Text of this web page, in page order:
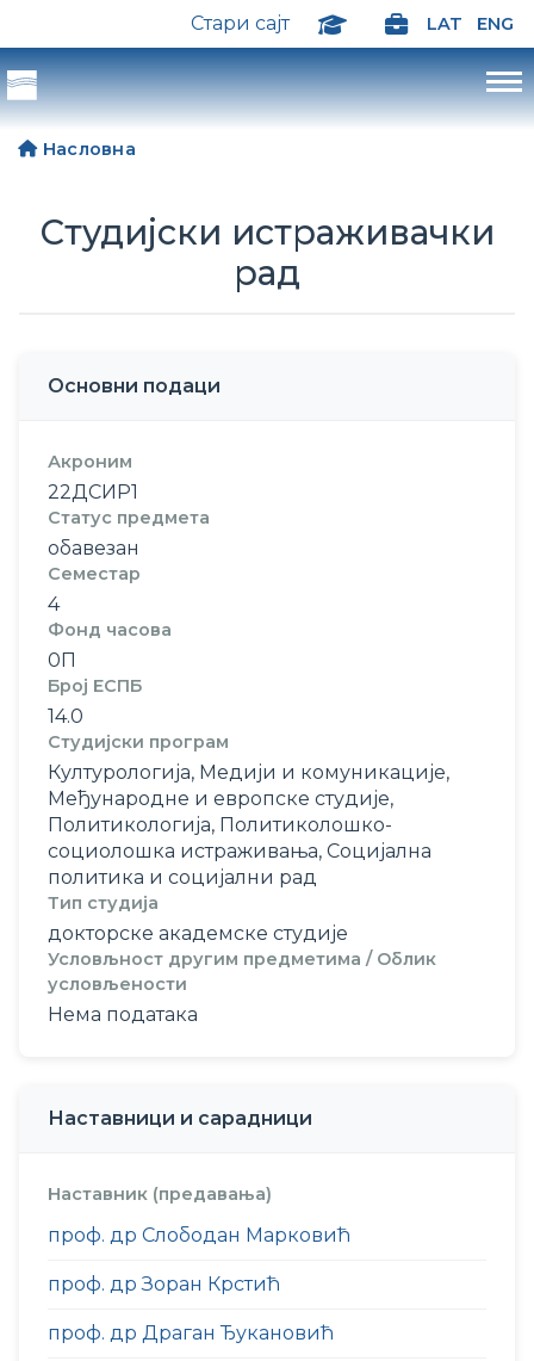
Стари сајт LAT ENG
Насловна
Студијски истраживачки
рад
Основни подаци
Акроним
22ДСИР1
Статус предмета
обавезан
Семестар
4
Фонд часова
0П
Број ЕСПБ
14.0
Студијски програм
Културологија, Медији и комуникације,
Међународне и европске студије,
Политикологија, Политиколошко-
социолошка истраживања, Социјална
политика и социјални рад
Тип студија
докторске академске студије
Условљност другим предметима / Облик
условљености
Нема података
Наставници и сарадници
Наставник (предавања)
проф. др Слободан Марковић
проф. др Зоран Крстић
проф. др Драган Ђукановић